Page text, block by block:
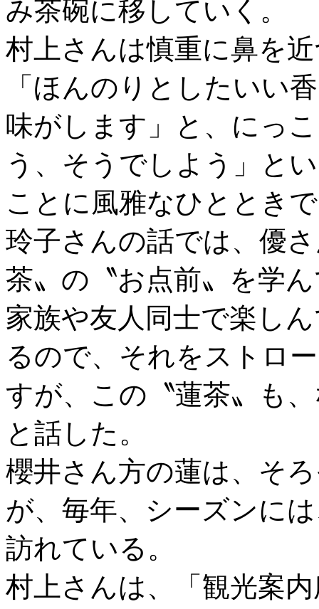
み茶碗に移していく。
村上さんは慎重に鼻を
「ほんのりとしたいい
味がします」と、にっ
う、そうでしよう」と
ことに風雅なひととき
玲子さんの話では、優
茶〟の〝お点前〟を学
家族や友人同士で楽し
るので、それをストロ
すが、この〝蓮茶〟も
と話した。
櫻井さん方の蓮は、そ
が、毎年、シーズンに
訪れている。
村上さんは、「観光案